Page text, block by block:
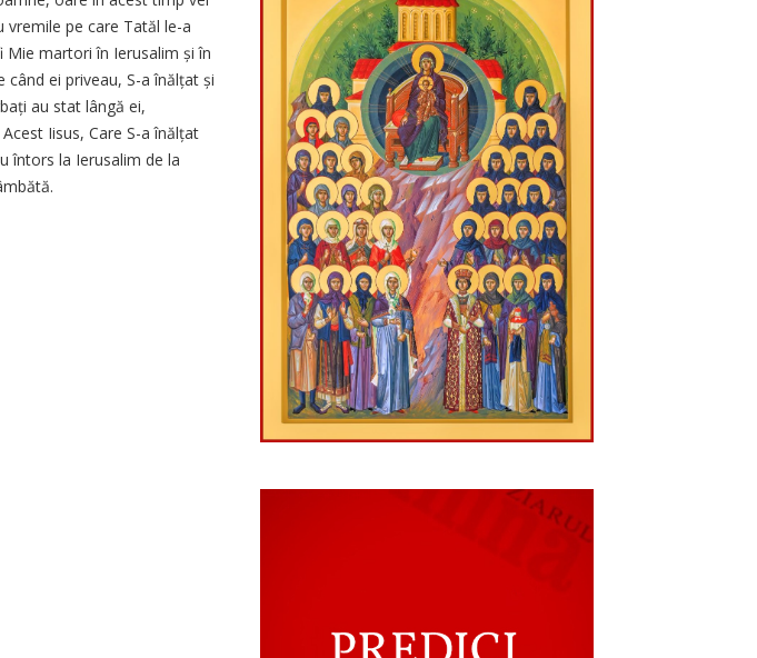
vremile pe care Tatăl le-a
Mie martori în Ierusalim și în
când ei priveau, S-a înălțat și
au stat lângă ei,
Iisus, Care S-a înălțat
întors la Ierusalim de la